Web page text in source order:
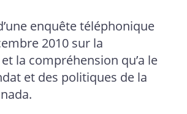
enquête téléphonique
2010 sur la
la compréhension qu’a le
et des politiques de la